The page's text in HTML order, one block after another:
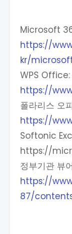
Microsoft
https://
kr/
WPS Office:
https://
폴라리스 오
https://
Softonic
https://
정부기관 뷰
https://
87/